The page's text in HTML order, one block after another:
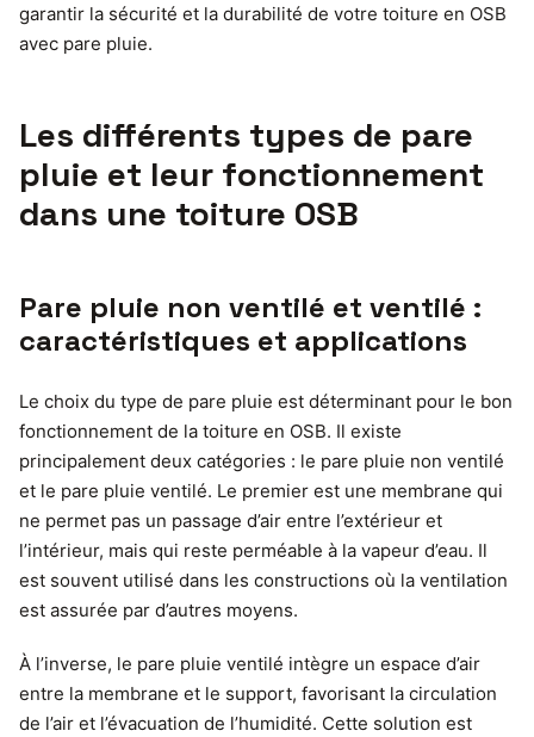
garantir la sécurité et la durabilité de votre toiture en OSB
avec pare pluie.
Les différents types de pare
pluie et leur fonctionnement
dans une toiture OSB
Pare pluie non ventilé et ventilé :
caractéristiques et applications
Le choix du type de pare pluie est déterminant pour le bon
fonctionnement de la toiture en OSB. Il existe
principalement deux catégories : le pare pluie non ventilé
et le pare pluie ventilé. Le premier est une membrane qui
ne permet pas un passage d’air entre l’extérieur et
l’intérieur, mais qui reste perméable à la vapeur d’eau. Il
est souvent utilisé dans les constructions où la ventilation
est assurée par d’autres moyens.
À l’inverse, le pare pluie ventilé intègre un espace d’air
entre la membrane et le support, favorisant la circulation
de l’air et l’évacuation de l’humidité. Cette solution est